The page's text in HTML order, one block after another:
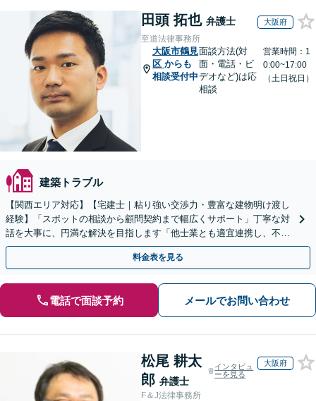
田頭 拓也 弁護士 大阪府
至道法律事務所
大阪市鶴見
区 からも
相談受付中
面談方法(対
面・電話・ビ
デオなど)は応
相談
営業時間：1
0:00~17:00
（土日祝日）
建築トラブル
【関西エリア対応】【宅建士｜粘り強い交渉力・豊富な建物明け渡し
経験】「スポットの相談から顧問契約まで幅広くサポート」丁寧な対
話を大事に、円満な解決を目指します「他士業とも適宜連携し、不動
産経営者さまに法的観点から戦略的なアドバイスを提供」
料金表を見る
電話で面談予約 メールでお問い合わせ
松尾 耕太
郎 弁護士
インタビュ
ーを見る
大阪府
F＆J法律事務所